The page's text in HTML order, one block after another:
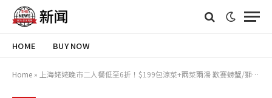
HOME BUY NOW
Home » 上海姥姥晚市二人餐低至6折！$199包涼菜+兩菜兩湯 歎賽螃蟹/獅子頭/宋嫂魚羹